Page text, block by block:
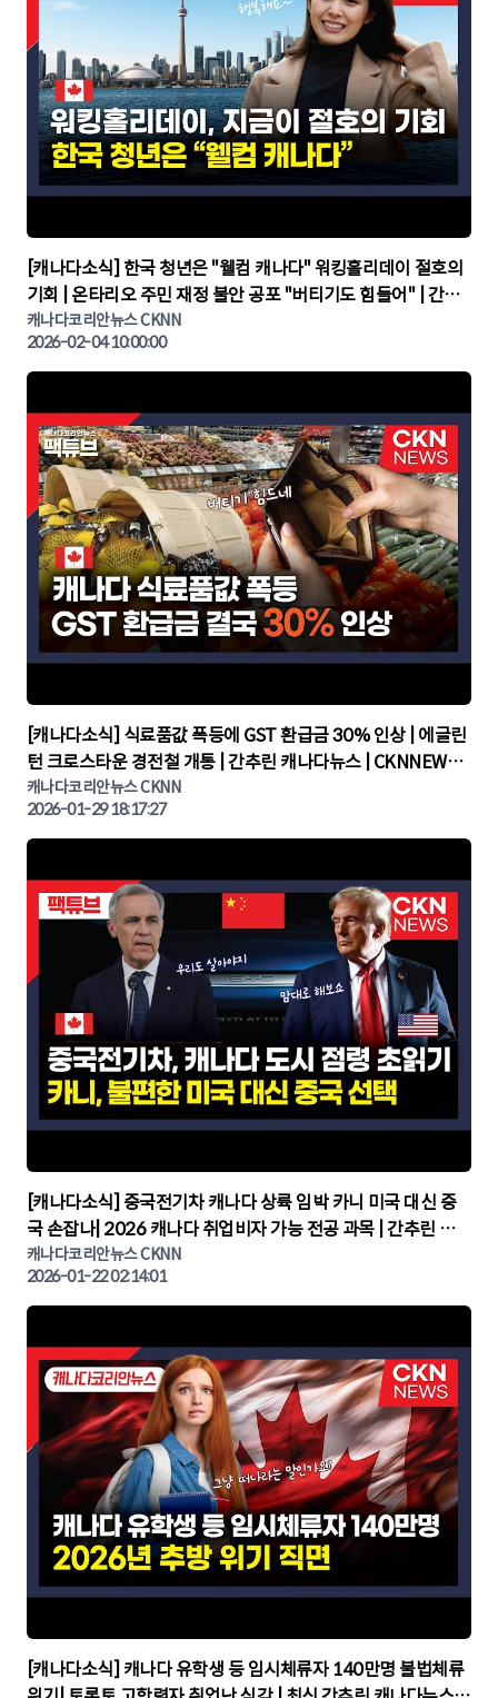
▶
[캐나다소식] 한국 청년은 "웰컴 캐나다" 워킹홀리데이 절호의
기회 | 온타리오 주민 재정 불안 공포 "버티기도 힘들어" | 간추
린 캐나다뉴스 | CKNNEWS, 캐나다코리안뉴스
캐나다코리안뉴스 CKNN
2026-02-04 10:00:00
▶
[캐나다소식] 식료품값 폭등에 GST 환급금 30% 인상 | 에글린
턴 크로스타운 경전철 개통 | 간추린 캐나다뉴스 | CKNNEWS,
캐나다코리안뉴스
캐나다코리안뉴스 CKNN
2026-01-29 18:17:27
▶
[캐나다소식] 중국전기차 캐나다 상륙 임박 카니 미국 대신 중
국 손잡나| 2026 캐나다 취업비자 가능 전공 과목 | 간추린 캐
나다뉴스 | CKNNEWS, 캐나다코리안뉴스
캐나다코리안뉴스 CKNN
2026-01-22 02:14:01
▶
[캐나다소식] 캐나다 유학생 등 임시체류자 140만명 불법체류